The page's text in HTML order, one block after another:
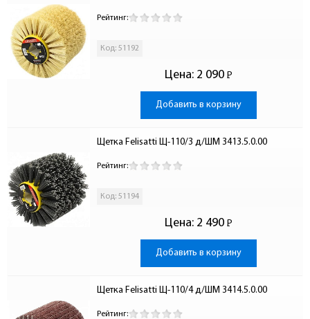
Рейтинг:
Код: 51192
Цена: 2 090 Р
-
Добавить в корзину
Щетка Felisatti Щ-110/3 д/ШМ 3413.5.0.00
Рейтинг:
Код: 51194
Цена: 2 490 Р
-
Добавить в корзину
Щетка Felisatti Щ-110/4 д/ШМ 3414.5.0.00
Рейтинг: